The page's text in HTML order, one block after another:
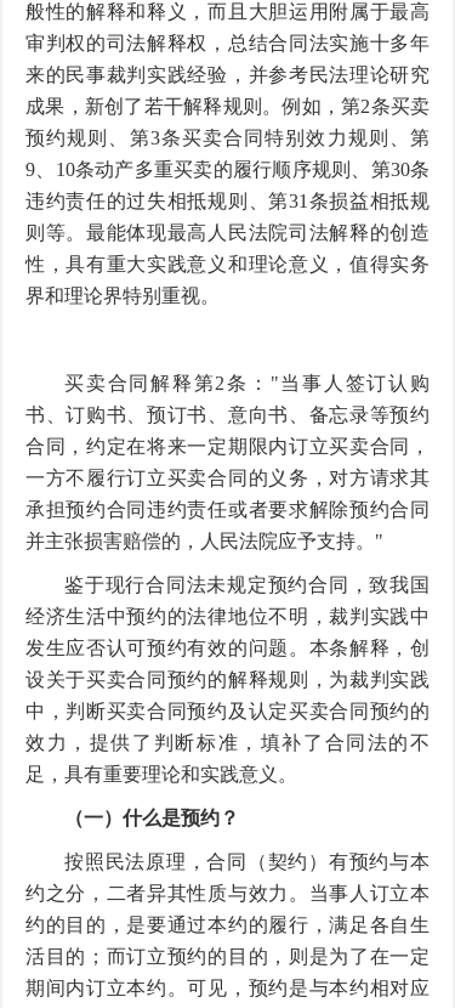
般性的解释和释义，而且大胆运用附属于最高
审判权的司法解释权，总结合同法实施十多年
来的民事裁判实践经验，并参考民法理论研究
成果，新创了若干解释规则。例如，第2条买卖
预约规则、第3条买卖合同特别效力规则、第
9、10条动产多重买卖的履行顺序规则、第30条
违约责任的过失相抵规则、第31条损益相抵规
则等。最能体现最高人民法院司法解释的创造
性，具有重大实践意义和理论意义，值得实务
界和理论界特别重视。
买卖合同解释第2条："当事人签订认购
书、订购书、预订书、意向书、备忘录等预约
合同，约定在将来一定期限内订立买卖合同，
一方不履行订立买卖合同的义务，对方请求其
承担预约合同违约责任或者要求解除预约合同
并主张损害赔偿的，人民法院应予支持。"
鉴于现行合同法未规定预约合同，致我国
经济生活中预约的法律地位不明，裁判实践中
发生应否认可预约有效的问题。本条解释，创
设关于买卖合同预约的解释规则，为裁判实践
中，判断买卖合同预约及认定买卖合同预约的
效力，提供了判断标准，填补了合同法的不
足，具有重要理论和实践意义。
（一）什么是预约？
按照民法原理，合同（契约）有预约与本
约之分，二者异其性质与效力。当事人订立本
约的目的，是要通过本约的履行，满足各自生
活目的；而订立预约的目的，则是为了在一定
期间内订立本约。可见，预约是与本约相对应